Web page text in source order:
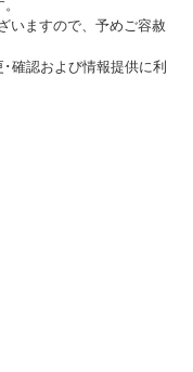
いますので、予めご容赦
確認および情報提供に利